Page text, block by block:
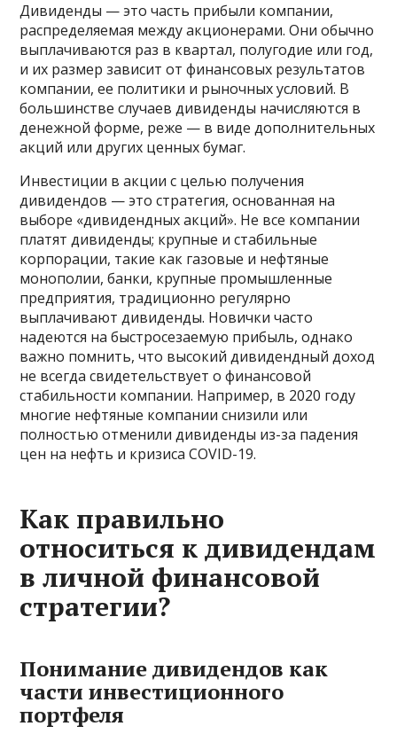
Дивиденды — это часть прибыли компании,
распределяемая между акционерами. Они обычно
выплачиваются раз в квартал, полугодие или год,
и их размер зависит от финансовых результатов
компании, ее политики и рыночных условий. В
большинстве случаев дивиденды начисляются в
денежной форме, реже — в виде дополнительных
акций или других ценных бумаг.
Инвестиции в акции с целью получения
дивидендов — это стратегия, основанная на
выборе «дивидендных акций». Не все компании
платят дивиденды; крупные и стабильные
корпорации, такие как газовые и нефтяные
монополии, банки, крупные промышленные
предприятия, традиционно регулярно
выплачивают дивиденды. Новички часто
надеются на быстросезаемую прибыль, однако
важно помнить, что высокий дивидендный доход
не всегда свидетельствует о финансовой
стабильности компании. Например, в 2020 году
многие нефтяные компании снизили или
полностью отменили дивиденды из-за падения
цен на нефть и кризиса COVID-19.
Как правильно
относиться к дивидендам
в личной финансовой
стратегии?
Понимание дивидендов как
части инвестиционного
портфеля